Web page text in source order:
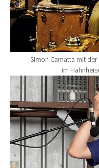
Simon Camatta mit
im
Show larger version